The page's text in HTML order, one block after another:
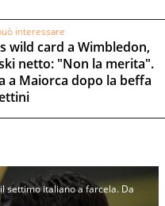
interessare
wild card a Wimbledon,
netto: "Non la merita".
a Maiorca dopo la beffa
settimo italiano a farcela. Da